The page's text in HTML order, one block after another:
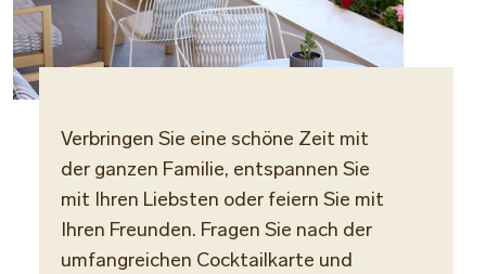
Verbringen Sie eine schöne Zeit mit
der ganzen Familie, entspannen Sie
mit Ihren Liebsten oder feiern Sie mit
Ihren Freunden. Fragen Sie nach der
umfangreichen Cocktailkarte und